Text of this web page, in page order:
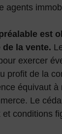
agents
est
la vente.
exercer
profit de la
équivaut à
Le
et conditions